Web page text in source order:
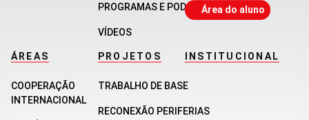
PROGRAMAS E PODCASTS
VÍDEOS
Área do aluno
ÁREAS
COOPERAÇÃO
INTERNACIONAL
PROJETOS
TRABALHO DE BASE
RECONEXÃO PERIFERIAS
INSTITUCIONAL